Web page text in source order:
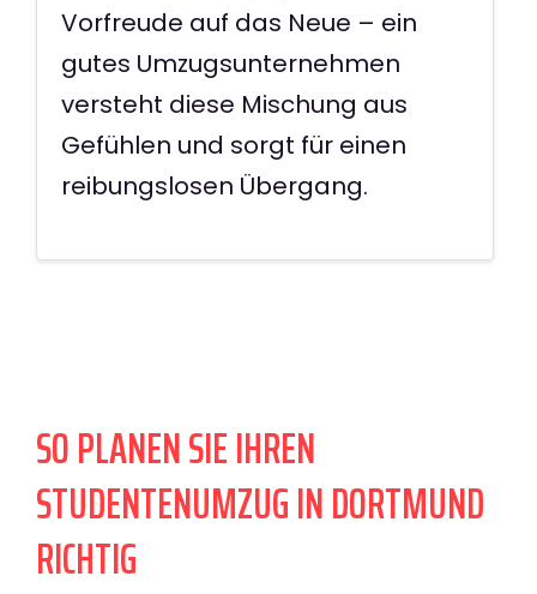
Vorfreude auf das Neue – ein
gutes Umzugsunternehmen
versteht diese Mischung aus
Gefühlen und sorgt für einen
reibungslosen Übergang.
SO PLANEN SIE IHREN
STUDENTENUMZUG IN DORTMUND
RICHTIG